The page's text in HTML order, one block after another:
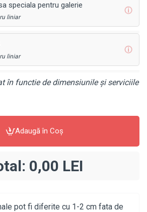
speciala pentru galerie
liniar
ⓘ
liniar
ⓘ
în functie de dimensiunile și serviciile
Adaugă în Coş
0,00 LEI
pot fi diferite cu 1-2 cm fata de